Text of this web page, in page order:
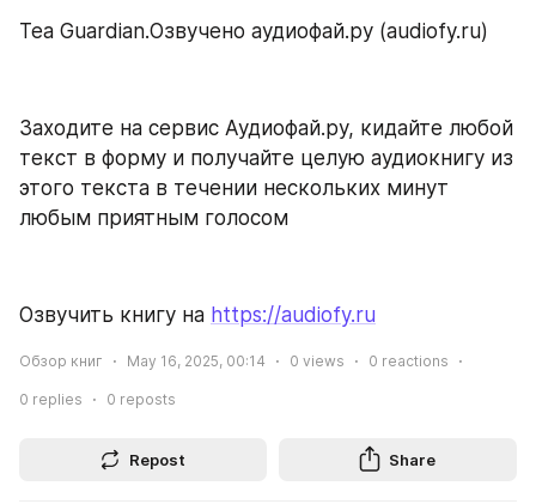
Tea Guardian.Озвучено аудиофай.ру (audiofy.ru)
Заходите на сервис Аудиофай.ру, кидайте любой
текст в форму и получайте целую аудиокнигу из
этого текста в течении нескольких минут
любым приятным голосом
Озвучить книгу на https://audiofy.ru
Обзор книг May 16, 2025, 00:14 0 views 0 reactions
0 replies 0 reposts
Repost Share